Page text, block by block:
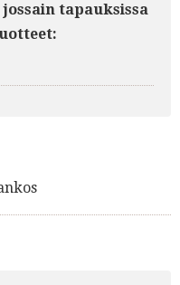
tapauksissa